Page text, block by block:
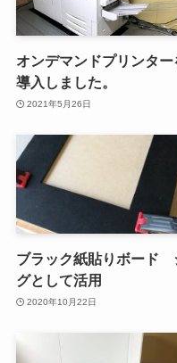
オンデマンドプリンター
導入しました。
2021年5月26日
ブラック紙貼りボード
グとして活用
2020年10月22日